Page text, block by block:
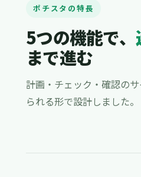
ポチスタの特長
5つの機能で、
まで進む
計画・チェック・確認の
られる形で設計しました。